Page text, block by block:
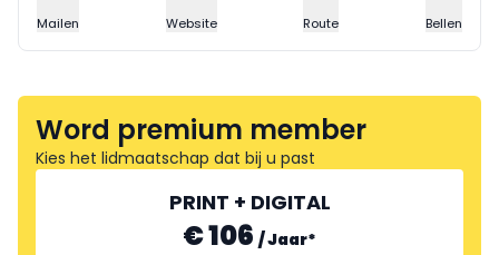
Mailen Website Route Bellen
Word premium member
Kies het lidmaatschap dat bij u past
PRINT + DIGITAL
€ 106 /Jaar*